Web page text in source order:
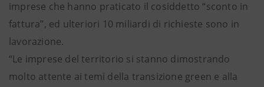
imprese che hanno praticato il cosiddetto “sconto in
fattura”, ed ulteriori 10 miliardi di richieste sono in
lavorazione.
“Le imprese del territorio si stanno dimostrando
molto attente ai temi della transizione green e alla